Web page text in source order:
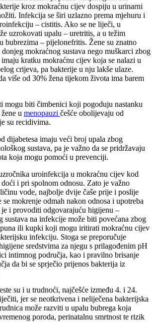
kroz mokraćnu cijev dospiju u urinarni
Infekcija se širi uzlazno prema mjehuru i
– cistitis. Ako se ne liječi, u
uzrokovati upalu – uretritis, a u težim
bubrezima – pijelonefritis. Žene su znatno
mokraćnog sustava nego muškarci zbog
kratku mokraćnu cijev koja se nalazi u
crijeva, pa bakterije u nju lakše ulaze.
više od 30% žena tijekom života ima barem
mogu biti čimbenici koji pogoduju nastanku
u menopauzi češće obolijevaju od
su recidivima.
dijabetesa imaju veći broj upala zbog
sustava, pa je važno da se pridržavaju
koja mogu pomoći u prevenciji.
uroinfekcija u mokraćnu cijev kod
doći i pri spolnom odnosu. Zato je važno
vode, najbolje dvije čaše prije i poslije
se mokrenje odmah nakon odnosa i upotreba
je i provoditi odgovarajuću higijenu –
sustava na infekcije može biti povećana zbog
ili kupki koji mogu iritirati mokraćnu cijev
infekciju. Stoga se preporučuje
sredstvima za njegu s prilagođenim pH
intimnog područja, kao i pravilno brisanje
da bi se sprječio prijenos bakterija iz
su i u trudnoći, najčešće između 4. i 24.
jer se neotkrivena i neliječena bakterijska
može razviti u upalu bubrega koja
poroda, perinatalnu smrtnost te rizik